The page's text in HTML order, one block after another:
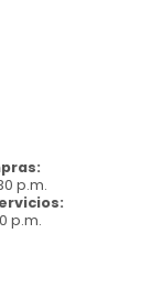
p.m.
p.m.